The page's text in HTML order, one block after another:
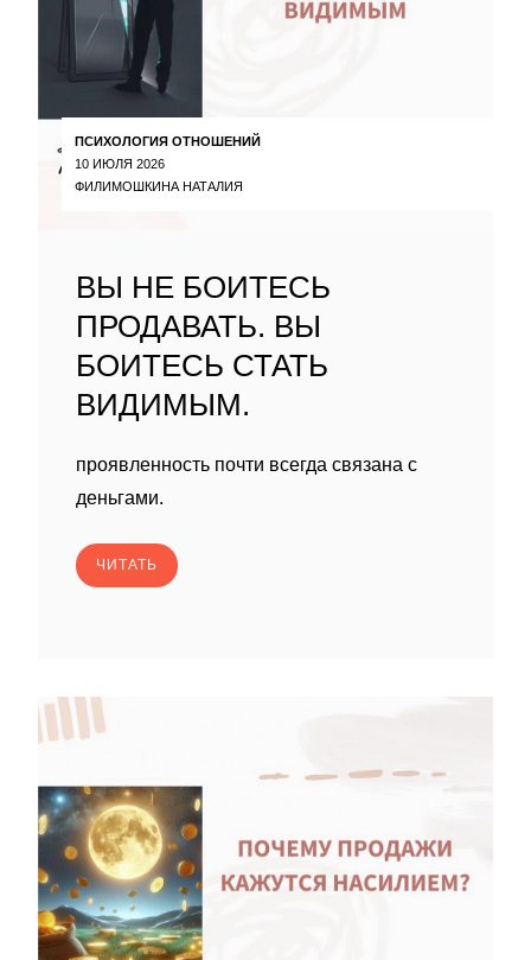
ПСИХОЛОГИЯ ОТНОШЕНИЙ
10 ИЮЛЯ 2026
ФИЛИМОШКИНА НАТАЛИЯ
ВЫ НЕ БОИТЕСЬ
ПРОДАВАТЬ. ВЫ
БОИТЕСЬ СТАТЬ
ВИДИМЫМ.
проявленность почти всегда связана с
деньгами.
ЧИТАТЬ